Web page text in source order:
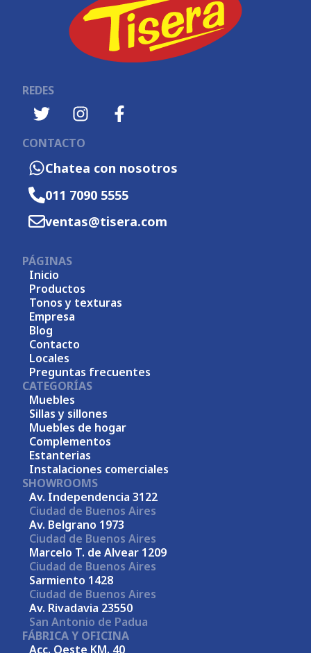
REDES
CONTACTO
Chatea con nosotros
011 7090 5555
ventas@tisera.com
PÁGINAS
Inicio
Productos
Tonos y texturas
Empresa
Blog
Contacto
Locales
Preguntas frecuentes
CATEGORÍAS
Muebles
Sillas y sillones
Muebles de hogar
Complementos
Estanterias
Instalaciones comerciales
SHOWROOMS
Av. Independencia 3122
Ciudad de Buenos Aires
Av. Belgrano 1973
Ciudad de Buenos Aires
Marcelo T. de Alvear 1209
Ciudad de Buenos Aires
Sarmiento 1428
Ciudad de Buenos Aires
Av. Rivadavia 23550
San Antonio de Padua
FÁBRICA Y OFICINA
Acc. Oeste KM. 40